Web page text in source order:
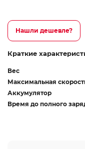
Нашли дешевле?
Краткие
Вес
Максимальная
Аккумулятор
Время до полного